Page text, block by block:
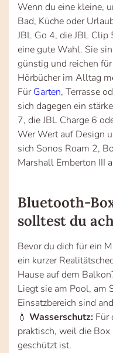
Wenn du eine kleine,
Bad, Küche oder
JBL Go 4, die JBL
eine gute Wahl. Sie
günstig und reichen
Hörbücher im Alltag
FürGarten, Terrasse
sich dagegen ein
7, die JBL Charge 6
Wer Wert auf Design
sich Sonos Roam 2,
Marshall Emberton III
Bluetooth-
solltest du
Bevor du dich für ein
ein kurzer
Hause auf dem
Liegt sie am Pool, am
Einsatzbereich sind
💧 Wasserschutz: Für
praktisch, weil die
geschützt ist.